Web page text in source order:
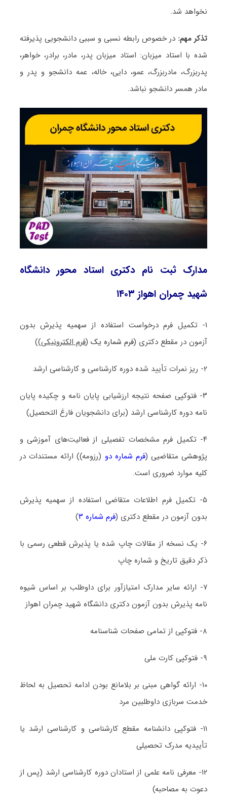
نخواهد شد.
تذکر مهم: در خصوص رابطه نسبی و سببی دانشجویی پذیرفته
شده با استاد میزبان: استاد میزبان پدر، مادر، برادر، خواهر،
پدربزرگ، مادربزرگ، عمو، دایی، خاله، عمه دانشجو و پدر و
مادر همسر دانشجو نباشد.
مدارک ثبت نام دکتری استاد محور دانشگاه
شهید چمران اهواز ۱۴۰۳
۱- تکمیل فرم درخواست استفاده از سهمیه پذیرش بدون
آزمون در مقطع دکتری (فرم شماره یک(فرم الکترونیکی))
۲- ریز نمرات تأیید شده دوره کارشناسی و کارشناسی ارشد
۳- فتوکپی صفحه نتیجه ارزشیابی پایان نامه و چکیده پایان
نامه دوره کارشناسی ارشد (برای دانشجویان فارغ التحصیل)
۴- تکمیل فرم مشخصات تفصیلی از فعالیت‌های آموزشی و
پژوهشی متقاضیی (فرم شماره دو (رزومه)) ارائه مستندات در
کلیه موارد ضروری است.
۵- تکمیل فرم اطلاعات متقاضی استفاده از سهمیه پذیرش
بدون آزمون در مقطع دکتری (فرم شماره ۳ )
۶- یک نسخه از مقالات چاپ شده یا پذیرش قطعی رسمی با
ذکر دقیق تاریخ و شماره چاپ
۷- ارائه سایر مدارک امتیازآور برای داوطلب بر اساس شیوه
نامه پذیرش بدون آزمون دکتری دانشگاه شهید چمران اهواز
۸- فتوکپی از تمامی صفحات شناسنامه
۹- فتوکپی کارت ملی
۱۰- ارائه گواهی مبنی بر بلامانع بودن ادامه تحصیل به لحاظ
خدمت سربازی داوطلبین مرد
۱۱- فتوکپی دانشنامه مقطع کارشناسی و کارشناسی ارشد یا
تأییدیه مدرک تحصیلی
۱۲- معرفی نامه علمی از استادان دوره کارشناسی ارشد (پس از
دعوت به مصاحبه)